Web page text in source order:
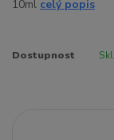
10ml celý popis
Dostupnost